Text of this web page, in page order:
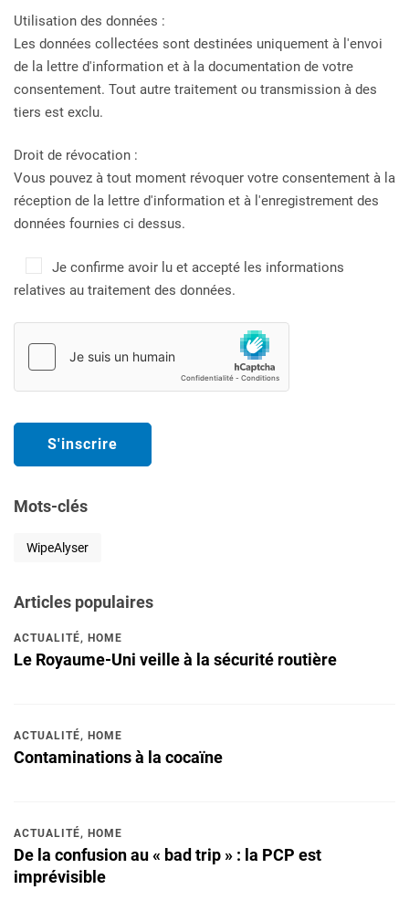
Utilisation des données :
Les données collectées sont destinées uniquement à l'envoi
de la lettre d'information et à la documentation de votre
consentement. Tout autre traitement ou transmission à des
tiers est exclu.
Droit de révocation :
Vous pouvez à tout moment révoquer votre consentement à la
réception de la lettre d'information et à l'enregistrement des
données fournies ci dessus.
Je confirme avoir lu et accepté les informations
relatives au traitement des données.
Mots-clés
WipeAlyser
Articles populaires
ACTUALITÉ, HOME
Le Royaume-Uni veille à la sécurité routière
ACTUALITÉ, HOME
Contaminations à la cocaïne
ACTUALITÉ, HOME
De la confusion au « bad trip » : la PCP est
imprévisible